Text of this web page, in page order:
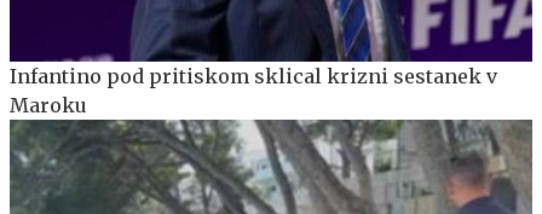
Infantino pod pritiskom sklical krizni sestanek v
Maroku